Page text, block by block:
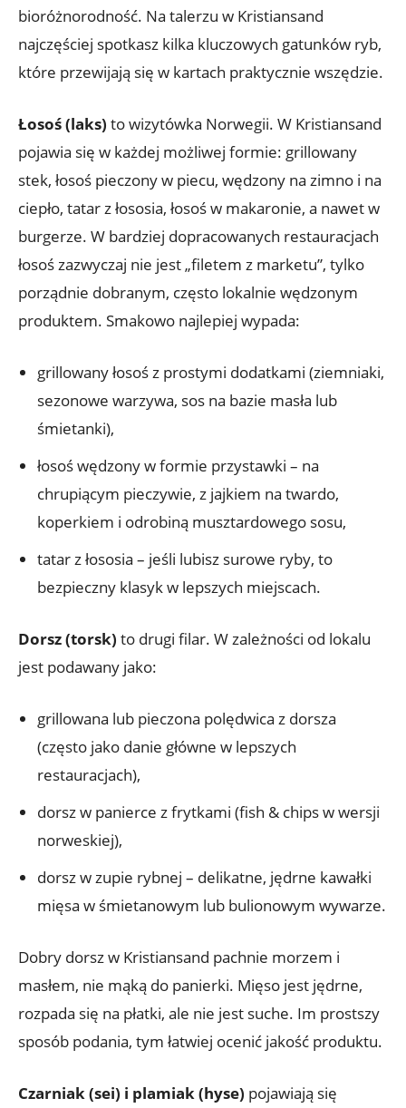
bioróżnorodność. Na talerzu w Kristiansand
najczęściej spotkasz kilka kluczowych gatunków ryb,
które przewijają się w kartach praktycznie wszędzie.
Łosoś (laks) to wizytówka Norwegii. W Kristiansand
pojawia się w każdej możliwej formie: grillowany
stek, łosoś pieczony w piecu, wędzony na zimno i na
ciepło, tatar z łososia, łosoś w makaronie, a nawet w
burgerze. W bardziej dopracowanych restauracjach
łosoś zazwyczaj nie jest „filetem z marketu”, tylko
porządnie dobranym, często lokalnie wędzonym
produktem. Smakowo najlepiej wypada:
grillowany łosoś z prostymi dodatkami (ziemniaki,
sezonowe warzywa, sos na bazie masła lub
śmietanki),
łosoś wędzony w formie przystawki – na
chrupiącym pieczywie, z jajkiem na twardo,
koperkiem i odrobiną musztardowego sosu,
tatar z łososia – jeśli lubisz surowe ryby, to
bezpieczny klasyk w lepszych miejscach.
Dorsz (torsk) to drugi filar. W zależności od lokalu
jest podawany jako:
grillowana lub pieczona polędwica z dorsza
(często jako danie główne w lepszych
restauracjach),
dorsz w panierce z frytkami (fish & chips w wersji
norweskiej),
dorsz w zupie rybnej – delikatne, jędrne kawałki
mięsa w śmietanowym lub bulionowym wywarze.
Dobry dorsz w Kristiansand pachnie morzem i
masłem, nie mąką do panierki. Mięso jest jędrne,
rozpada się na płatki, ale nie jest suche. Im prostszy
sposób podania, tym łatwiej ocenić jakość produktu.
Czarniak (sei) i plamiak (hyse) pojawiają się